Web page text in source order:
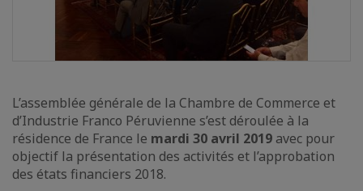
L’assemblée générale de la Chambre de Commerce et
d’Industrie Franco Péruvienne s’est déroulée à la
résidence de France le mardi 30 avril 2019 avec pour
objectif la présentation des activités et l’approbation
des états financiers 2018.